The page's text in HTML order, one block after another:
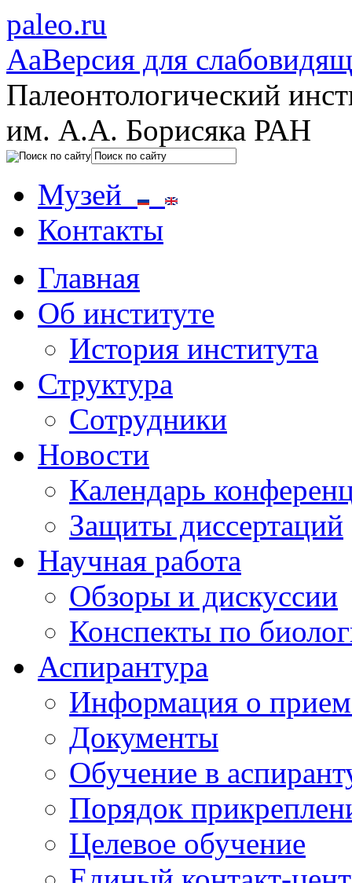
paleo.ru
AaВерсия для
Палеонтологический
им. А.А. Борисяка РАН
Музей
Контакты
Главная
Об институте
История института
Структура
Сотрудники
Новости
Календарь
Защиты диссертаций
Научная работа
Обзоры и дискуссии
Конспекты по
Аспирантура
Информация о
Документы
Обучение в
Порядок
Целевое обучение